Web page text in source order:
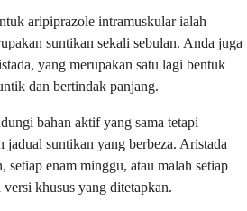
aripiprazole intramuskular ialah
suntikan sekali sebulan. Anda juga
yang merupakan satu lagi bentuk
dan bertindak panjang.
bahan aktif yang sama tetapi
jadual suntikan yang berbeza. Aristada
setiap enam minggu, atau malah setiap
khusus yang ditetapkan.